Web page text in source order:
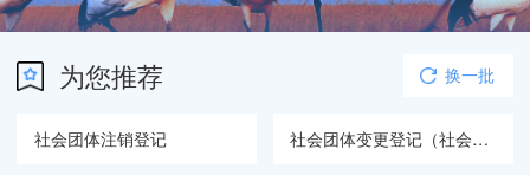
为您推荐
社会团体注销登记 社会团体变更登记（社会团体名称变更登记）
换一批